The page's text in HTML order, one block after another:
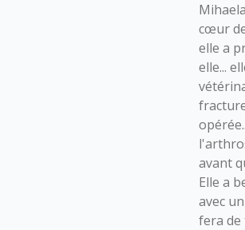
cœur
elle a
elle...
avant
Elle a
avec
fera